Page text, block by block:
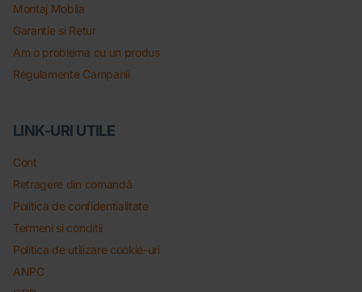
Montaj Mobila
Garantie si Retur
Am o problema cu un produs
Regulamente Campanii
LINK-URI UTILE
Cont
Retragere din comandă
Politica de confidentialitate
Termeni si conditii
Politica de utilizare cookie-uri
ANPC